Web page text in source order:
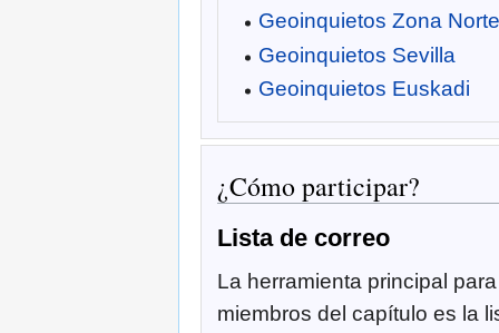
Geoinquietos Zona
Geoinquietos Sevilla
Geoinquietos Euskadi
¿Cómo participar?
Lista de correo
La herramienta principal
miembros del capítulo es la